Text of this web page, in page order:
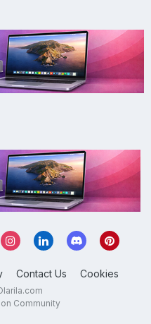
Contact Us Cookies
Community